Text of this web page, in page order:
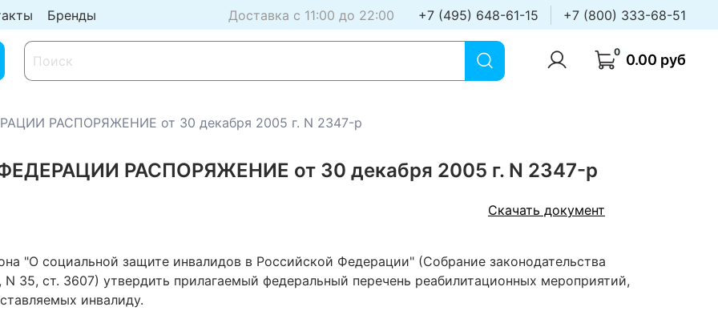
Бренды Доставка с 11:00 до 22:00 +7 (495) 648-61-15 +7 (800) 333-68-51
0 0.00 руб
РАСПОРЯЖЕНИЕ от 30 декабря 2005 г. N 2347-р
РАСПОРЯЖЕНИЕ от 30 декабря 2005 г. N 2347-р
Скачать документ
"О социальной защите инвалидов в Российской Федерации" (Собрание законодательства
35, ст. 3607) утвердить прилагаемый федеральный перечень реабилитационных мероприятий,
инвалиду.